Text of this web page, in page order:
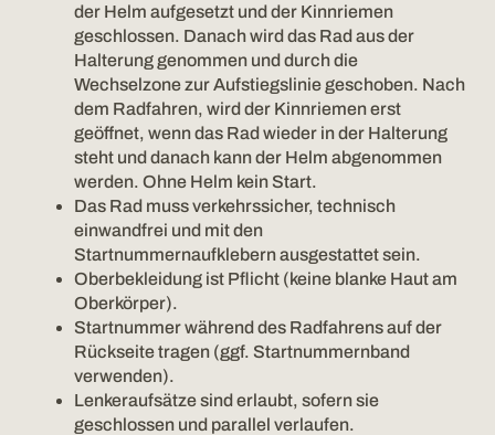
der Helm aufgesetzt und der Kinnriemen
geschlossen. Danach wird das Rad aus der
Halterung genommen und durch die
Wechselzone zur Aufstiegslinie geschoben. Nach
dem Radfahren, wird der Kinnriemen erst
geöffnet, wenn das Rad wieder in der Halterung
steht und danach kann der Helm abgenommen
werden. Ohne Helm kein Start.
Das Rad muss verkehrssicher, technisch
einwandfrei und mit den
Startnummernaufklebern ausgestattet sein.
Oberbekleidung ist Pflicht (keine blanke Haut am
Oberkörper).
Startnummer während des Radfahrens auf der
Rückseite tragen (ggf. Startnummernband
verwenden).
Lenkeraufsätze sind erlaubt, sofern sie
geschlossen und parallel verlaufen.